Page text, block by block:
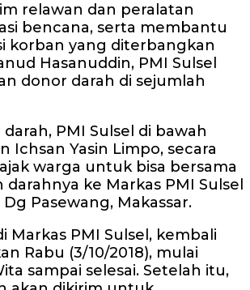
relawan dan peralatan
bencana, serta membantu
korban yang diterbangkan
Hasanuddin, PMI Sulsel
donor darah di sejumlah
PMI Sulsel di bawah
Ichsan Yasin Limpo, secara
warga untuk bisa bersama
ke Markas PMI Sulsel
Pasewang, Makassar.
Markas PMI Sulsel, kembali
Rabu (3/10/2018), mulai
sampai selesai. Setelah itu,